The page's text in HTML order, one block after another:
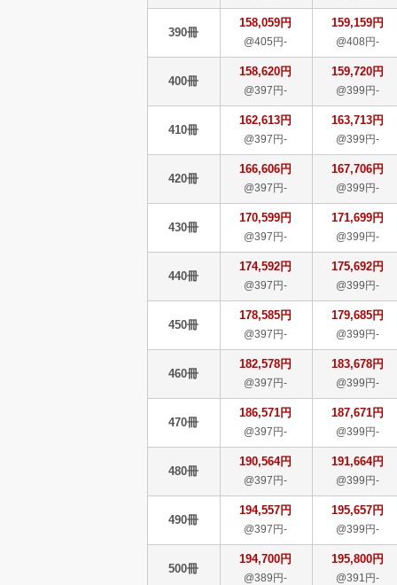
390冊
158,059円
@405円-
159,159円
@408円-
400冊
158,620円
@397円-
159,720円
@399円-
410冊
162,613円
@397円-
163,713円
@399円-
420冊
166,606円
@397円-
167,706円
@399円-
430冊
170,599円
@397円-
171,699円
@399円-
440冊
174,592円
@397円-
175,692円
@399円-
450冊
178,585円
@397円-
179,685円
@399円-
460冊
182,578円
@397円-
183,678円
@399円-
470冊
186,571円
@397円-
187,671円
@399円-
480冊
190,564円
@397円-
191,664円
@399円-
490冊
194,557円
@397円-
195,657円
@399円-
500冊
194,700円
@389円-
195,800円
@391円-